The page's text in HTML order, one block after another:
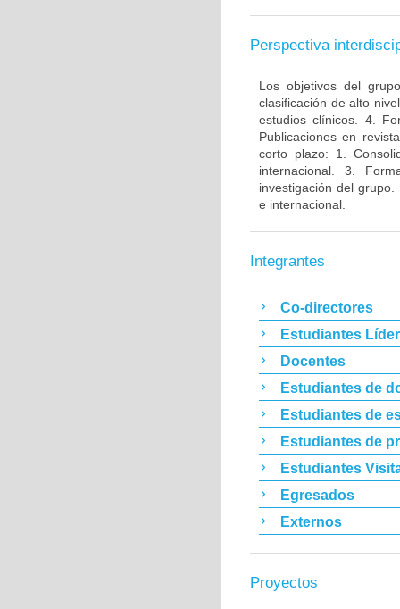
Perspectiva
Los objetivos del
clasificación de alto
estudios clínicos. 4.
Publicaciones en
corto plazo: 1.
internacional. 3.
investigación del
e internacional.
Integrantes
Co-directores
Estudiantes
Docentes
Estudiantes de
Estudiantes de
Estudiantes de
Estudiantes
Egresados
Externos
Proyectos